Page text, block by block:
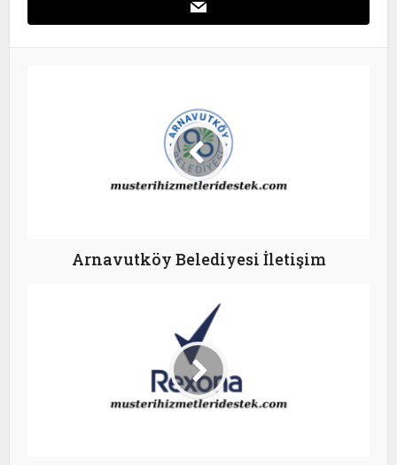
Arnavutköy Belediyesi İletişim